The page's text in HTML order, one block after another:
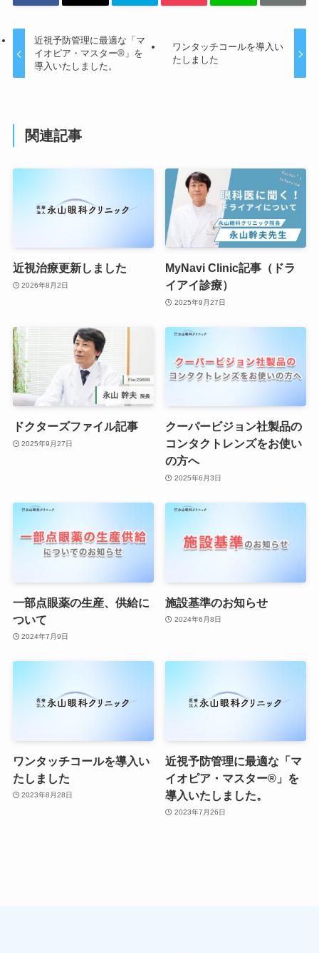
近視予防管理に最適な「マ
イオピア・マスター®」を
導入いたしました。
ワンタッチコールを導入い
たしました
関連記事
近視治療更新しました
2026年8月2日
MyNavi Clinic記事（ドラ
イアイ診療）
2025年9月27日
ドクターズファイル記事
2025年9月27日
クーパービジョン社製品の
コンタクトレンズをお使い
の方へ
2025年6月3日
一部点眼薬の生産、供給に
ついて
2024年7月9日
施設基準のお知らせ
2024年6月8日
ワンタッチコールを導入い
たしました
2023年8月28日
近視予防管理に最適な「マ
イオピア・マスター®」を
導入いたしました。
2023年7月26日